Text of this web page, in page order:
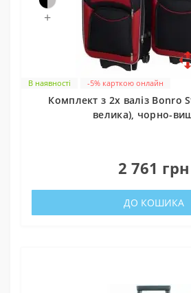
В наявності
+
-5% карткою онлайн
Комплект з 2х валіз Bonro
велика), чорно-
2 761 грн
ДО КОШИКА